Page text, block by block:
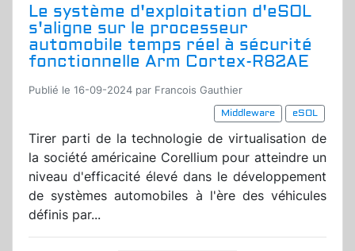
Le système d'exploitation d'eSOL
s'aligne sur le processeur
automobile temps réel à sécurité
fonctionnelle Arm Cortex-R82AE
Publié le 16-09-2024 par Francois Gauthier
Middleware
eSOL
Tirer parti de la technologie de virtualisation de
la société américaine Corellium pour atteindre un
niveau d'efficacité élevé dans le développement
de systèmes automobiles à l'ère des véhicules
définis par...